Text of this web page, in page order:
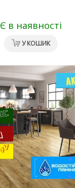
Є в наявності
У КОШИК